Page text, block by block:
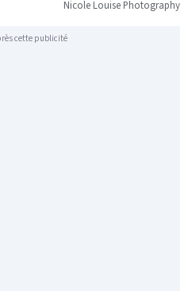
Nicole Louise Photography
cette publicité